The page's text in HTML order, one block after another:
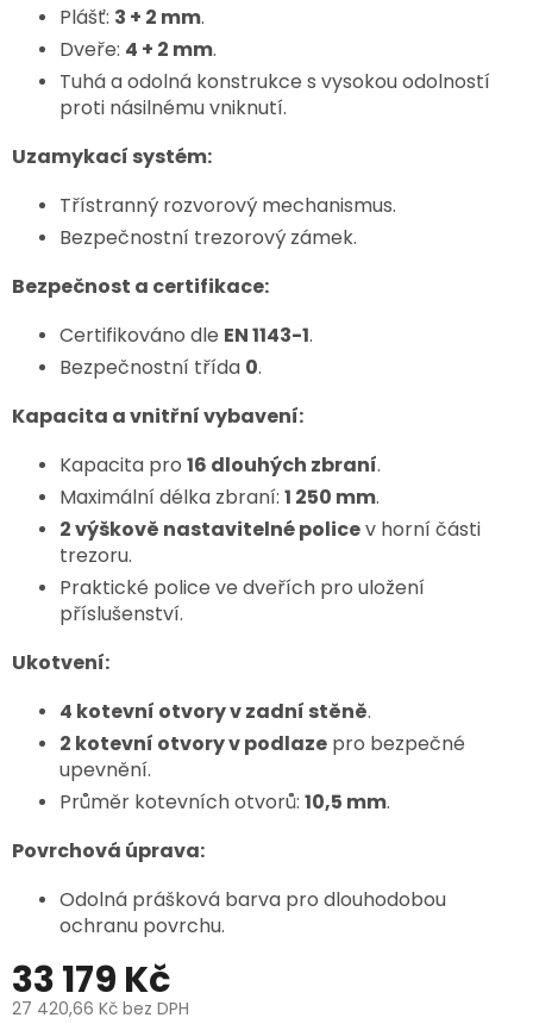
33 179 Kč
27 420,66 Kč bez DPH
Plášť: 3 + 2 mm.
Dveře: 4 + 2 mm.
Tuhá a odolná konstrukce s vysokou odolností
proti násilnému vniknutí.
Uzamykací systém:
Třístranný rozvorový mechanismus.
Bezpečnostní trezorový zámek.
Bezpečnost a certifikace:
Certifikováno dle EN 1143-1.
Bezpečnostní třída 0.
Kapacita a vnitřní vybavení:
Kapacita pro 16 dlouhých zbraní.
Maximální délka zbraní: 1 250 mm.
2 výškově nastavitelné policev horní části
trezoru.
Praktické police ve dveřích pro uložení
příslušenství.
Ukotvení:
4 kotevní otvory v zadní stěně.
2 kotevní otvory v podlaze pro bezpečné
upevnění.
Průměr kotevních otvorů: 10,5 mm.
Povrchová úprava:
Odolná prášková barva pro dlouhodobou
ochranu povrchu.